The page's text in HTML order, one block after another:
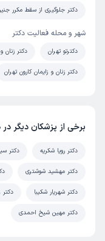
دکتر جلوگیری از سقط مکرر
شهر و محله فعالیت دکتر
دکترتو تهران دکتر زنان و
دکتر زنان و زایمان کارون تهران
برخی از پزشکان دیگر در
دکتر رویا شکریه دکتر
دکتر مهشید شوشتری
دکتر شهریار شکیبا دکتر
دکتر مهین شیخ احمدی